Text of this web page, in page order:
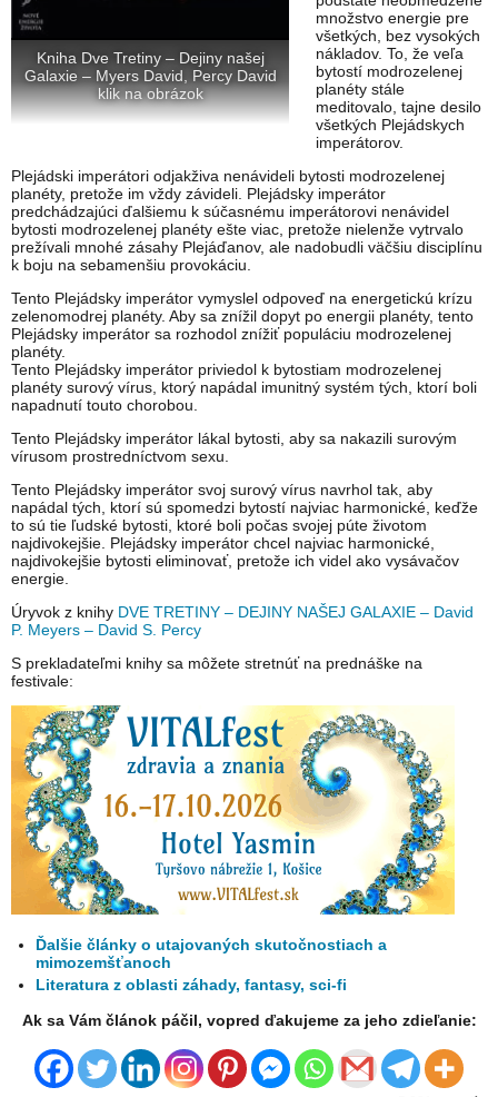
Kniha Dve Tretiny – Dejiny našej
Galaxie – Myers David, Percy David
klik na obrázok
množstvo energie pre
všetkých, bez vysokých
nákladov. To, že veľa
bytostí modrozelenej
planéty stále
meditovalo, tajne desilo
všetkých Plejádskych
imperátorov.
Plejádski imperátori odjakživa nenávideli bytosti modrozelenej
planéty, pretože im vždy závideli. Plejádsky imperátor
predchádzajúci ďalšiemu k súčasnému imperátorovi nenávidel
bytosti modrozelenej planéty ešte viac, pretože nielenže vytrvalo
prežívali mnohé zásahy Plejáďanov, ale nadobudli väčšiu disciplínu
k boju na sebamenšiu provokáciu.
Tento Plejádsky imperátor vymyslel odpoveď na energetickú krízu
zelenomodrej planéty. Aby sa znížil dopyt po energii planéty, tento
Plejádsky imperátor sa rozhodol znížiť populáciu modrozelenej
planéty.
Tento Plejádsky imperátor priviedol k bytostiam modrozelenej
planéty surový vírus, ktorý napádal imunitný systém tých, ktorí boli
napadnutí touto chorobou.
Tento Plejádsky imperátor lákal bytosti, aby sa nakazili surovým
vírusom prostredníctvom sexu.
Tento Plejádsky imperátor svoj surový vírus navrhol tak, aby
napádal tých, ktorí sú spomedzi bytostí najviac harmonické, keďže
to sú tie ľudské bytosti, ktoré boli počas svojej púte životom
najdivokejšie. Plejádsky imperátor chcel najviac harmonické,
najdivokejšie bytosti eliminovať, pretože ich videl ako vysávačov
energie.
Úryvok z knihy DVE TRETINY – DEJINY NAŠEJ GALAXIE – David
P. Meyers – David S. Percy
S prekladateľmi knihy sa môžete stretnúť na prednáške na
festivale:
Ďalšie články o utajovaných skutočnostiach a
mimozemšťanoch
Literatura z oblasti záhady, fantasy, sci-fi
Ak sa Vám článok páčil, vopred ďakujeme za jeho zdieľanie: